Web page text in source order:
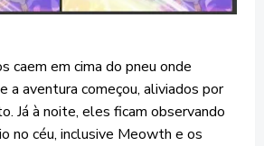
caem em cima do pneu onde
a aventura começou, aliviados por
Já à noite, eles ficam observando
no céu, inclusive Meowth e os